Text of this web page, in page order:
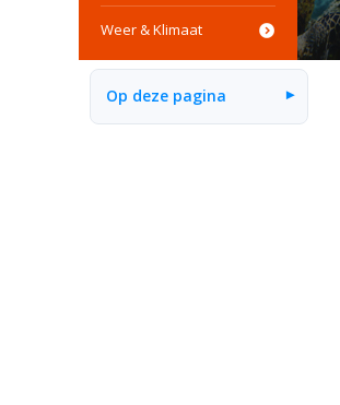
Weer & Klimaat
Op deze pagina ▾